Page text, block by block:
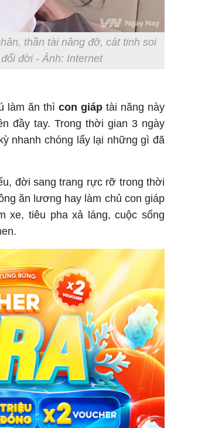
thần tài nâng đỡ, cát tinh soi
đời - Ảnh: Internet
làm ăn thì con giáp tài năng này
đầy tay. Trong thời gian 3 ngày
nhanh chóng lấy lại những gì đã
đời sang trang rực rỡ trong thời
ăn lương hay làm chủ con giáp
xe, tiêu pha xả láng, cuộc sống